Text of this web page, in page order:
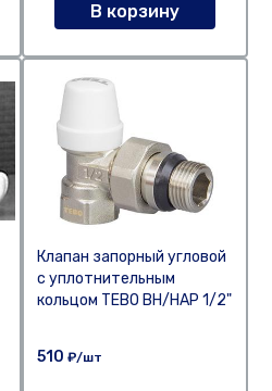
В корзину
Клапан запорный угловой
с уплотнительным
кольцом TEBO ВН/НАР 1/2"
510 ₽/шт